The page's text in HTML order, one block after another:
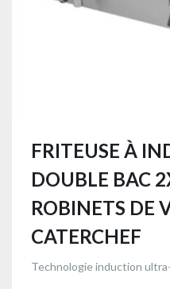
FRITEUSE À
DOUBLE BAC
ROBINETS DE
CATERCHEF